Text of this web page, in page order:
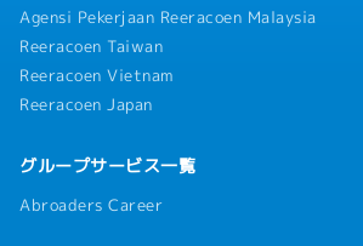
Agensi Pekerjaan Reeracoen Malaysia
Reeracoen Taiwan
Reeracoen Vietnam
Reeracoen Japan
グループサービス一覧
Abroaders Career